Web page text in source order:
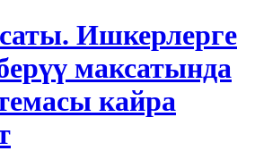
Ишкерлерге
максатында
кайра